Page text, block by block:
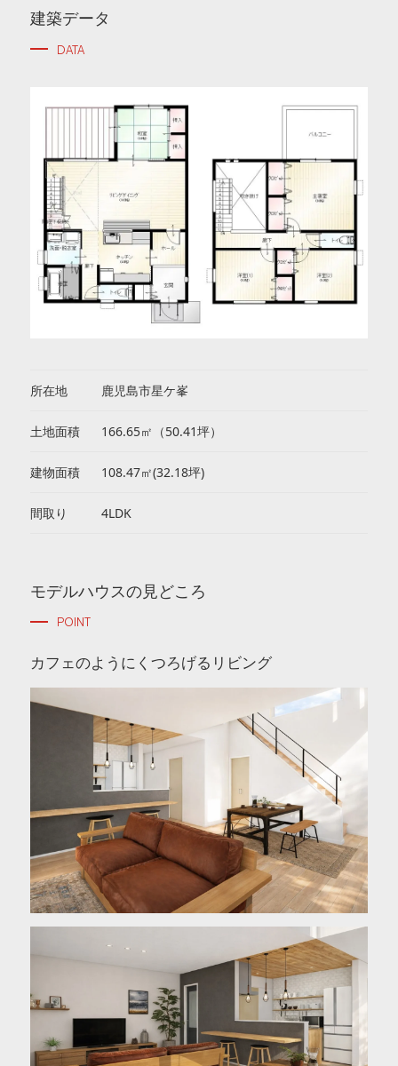
建築データ
DATA
所在地 鹿児島市星ケ峯
土地面積 166.65㎡（50.41坪）
建物面積 108.47㎡(32.18坪)
間取り 4LDK
モデルハウスの見どころ
POINT
カフェのようにくつろげるリビング